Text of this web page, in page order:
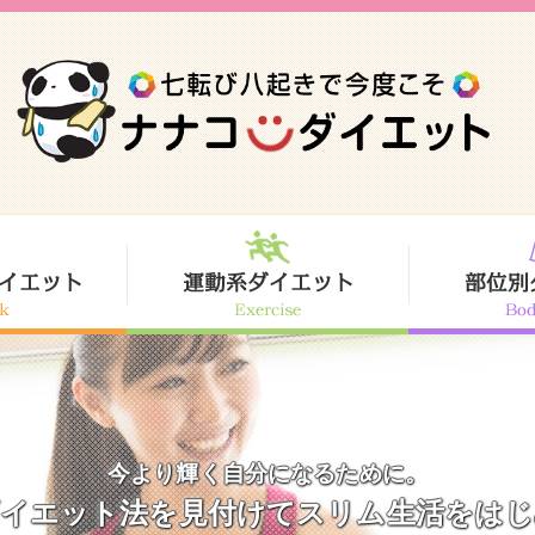
今より輝く自分になるために。
エット法を見付けてスリム生活をは